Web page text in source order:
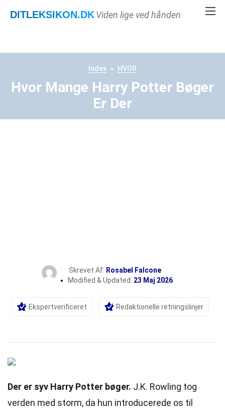
DITLEKSIKON.DKViden lige ved hånden
Index HVOR
Hvor Mange Harry Potter Bøger
Er Der
Skrevet Af: Rosabel Falcone
Modified & Updated: 23 Maj 2026
Ekspertverificeret Redaktionelle retningslinjer
Der er syv Harry Potter bøger. J.K. Rowling tog
verden med storm, da hun introducerede os til